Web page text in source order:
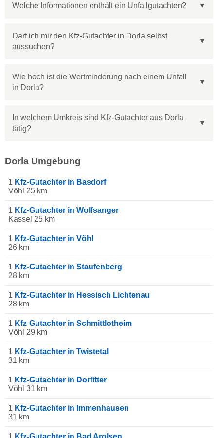
Welche Informationen enthält ein Unfallgutachten?
Darf ich mir den Kfz-Gutachter in Dorla selbst
aussuchen?
Wie hoch ist die Wertminderung nach einem Unfall
in Dorla?
In welchem Umkreis sind Kfz-Gutachter aus Dorla
tätig?
Dorla Umgebung
1 Kfz-Gutachter in Basdorf
Vöhl 25 km
1 Kfz-Gutachter in Wolfsanger
Kassel 25 km
1 Kfz-Gutachter in Vöhl
26 km
1 Kfz-Gutachter in Staufenberg
28 km
1 Kfz-Gutachter in Hessisch Lichtenau
28 km
1 Kfz-Gutachter in Schmittlotheim
Vöhl 29 km
1 Kfz-Gutachter in Twistetal
31 km
1 Kfz-Gutachter in Dorfitter
Vöhl 31 km
1 Kfz-Gutachter in Immenhausen
31 km
1 Kfz-Gutachter in Bad Arolsen